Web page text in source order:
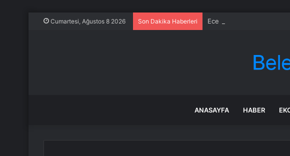
Cumartesi, Ağustos 8 2026 Son Dakika Haberleri Ece Erken’den ‘yasak
ANASAYFA HABER